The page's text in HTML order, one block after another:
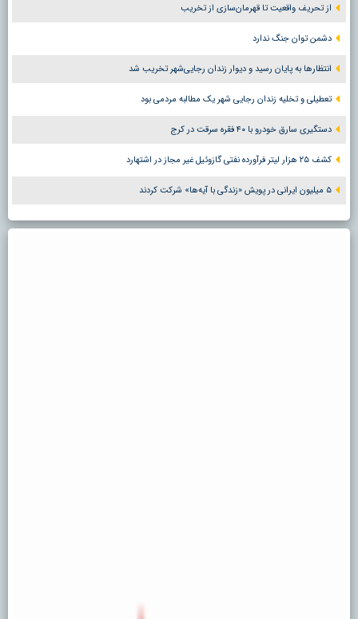
از تحریف واقعیت تا قهرمان‌سازی از تخریب
دشمن توان جنگ ندارد
انتظارها به پایان رسید و دیوار زندان رجایی‌شهر تخریب شد
تعطیلی و تخلیه زندان رجایی شهر یک مطالبه مردمی بود
دستگیری سارق خودرو با ۴۰ فقره سرقت در کرج
کشف ۲۵ هزار لیتر فرآورده نفتی گازوئیل غیر مجاز در اشتهارد
۵ میلیون ایرانی در پویش «زندگی با آیه‌ها» شرکت کردند